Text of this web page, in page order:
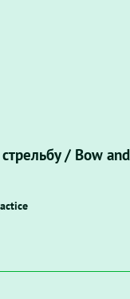
/ Bow and